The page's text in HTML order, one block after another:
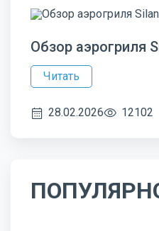
Обзор аэрогриля
Читать
28.02.2026 12102